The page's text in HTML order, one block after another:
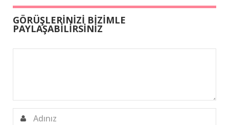
GÖRÜŞLERİNİZİ BİZİMLE
PAYLAŞABİLİRSİNİZ